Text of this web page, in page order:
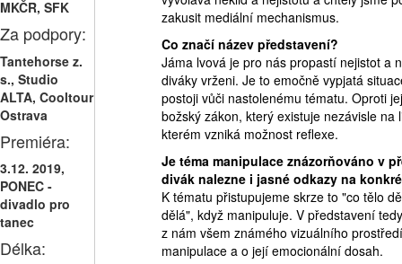
MKČR, SFK
Za podpory:
Tantehorse z.
s., Studio
ALTA, Cooltour
Ostrava
Premiéra:
3.12. 2019,
PONEC -
divadlo pro
tanec
Délka:
zakusit mediální mechanismus.
Co značí název představení?
Jáma lvová je pro nás propastí nejistot a
diváky vrženi. Je to emočně vypjatá
postoji vůči nastolenému tématu. Oproti
božský zákon, který existuje nezávisle
kterém vzniká možnost reflexe.
Je téma manipulace znázorňováno v
divák nalezne i jasné odkazy na
K tématu přistupujeme skrze to "co tělo
dělá", když manipuluje. V představení
z nám všem známého vizuálního
manipulace a o její emocionální dosah.